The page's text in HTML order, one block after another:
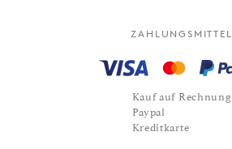
ZAHLUNGSMITTEL
Kauf auf Rechnung
Paypal
Kreditkarte